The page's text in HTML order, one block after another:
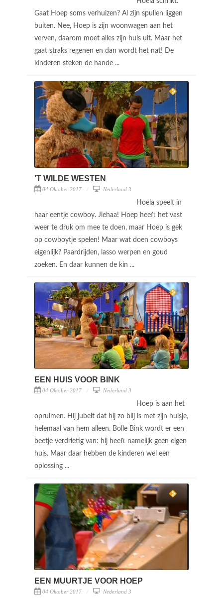
Gaat Hoep soms verhuizen? Al zijn spullen liggen
buiten. Nee, Hoep is zijn woonwagen aan het
verven, daarom moet alles zijn huis uit. Maar het
gaat straks regenen en dan wordt het nat! De
kinderen steken de hande ...
'T WILDE WESTEN
04 Oktober 2017 Nederland 3
Hoela speelt in
haar eentje cowboy. Jiehaa! Hoep heeft het vast
weer te druk om mee te doen, maar Hoep is gek
op cowboytje spelen! Maar wat doen cowboys
eigenlijk? Paardrijden, lasso werpen en goud
zoeken. En daar kunnen de kin ...
EEN HUIS VOOR BINK
04 Oktober 2017 Nederland 3
Hoep is aan het
opruimen. Hij jubelt dat hij zo blij is met zijn huisje,
helemaal van hem alleen. Bolle Bink wordt er een
beetje verdrietig van: hij heeft namelijk geen eigen
huis. Maar daar hebben de kinderen wel een
oplossing ...
EEN MUURTJE VOOR HOEP
04 Oktober 2017 Nederland 3